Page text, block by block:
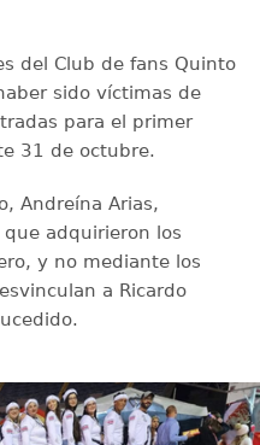
del Club de fans Quinto
sido víctimas de
para el primer
31 de octubre.
Andreína Arias,
adquirieron los
y no mediante los
a Ricardo